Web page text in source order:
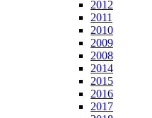
2012
2011
2010
2009
2008
2014
2015
2016
2017